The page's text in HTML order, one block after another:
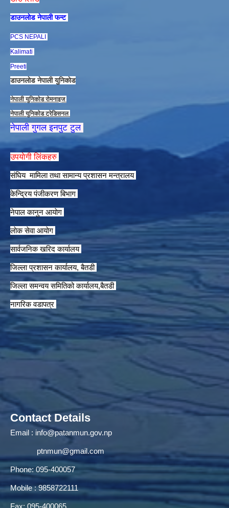
डाउनलाेड नेपाली फन्ट
PCS NEPALI
Kalimati
Preeti
डाउनलाेड नेपाली युनिकाेड
नेपाली युनिकाेड राेमनाइज
नेपाली युनिकाेड ट्रेडिसनल
नेपाली गुगल इनपुट टुल
उपयाेगी लिंकहरु
संघिय मामिला तथा सामान्य प्रशासन मन्त्रालय
केन्द्रिय पंजीकरण बिभाग
नेपाल कानुन आयाेग
लाेक सेवा आयाेग
सार्वजनिक खरिद कार्यालय
जिल्ला प्रशासन कार्यालय, बैतडी
जिल्ला समन्वय समितिको कार्यालय,बैतडी
नागरिक वडापत्र
Contact Details
Email : info@patanmun.gov.np
ptnmun@gmail.com
Phone: 095-400057
Mobile : 9858722111
Fax: 095-400065